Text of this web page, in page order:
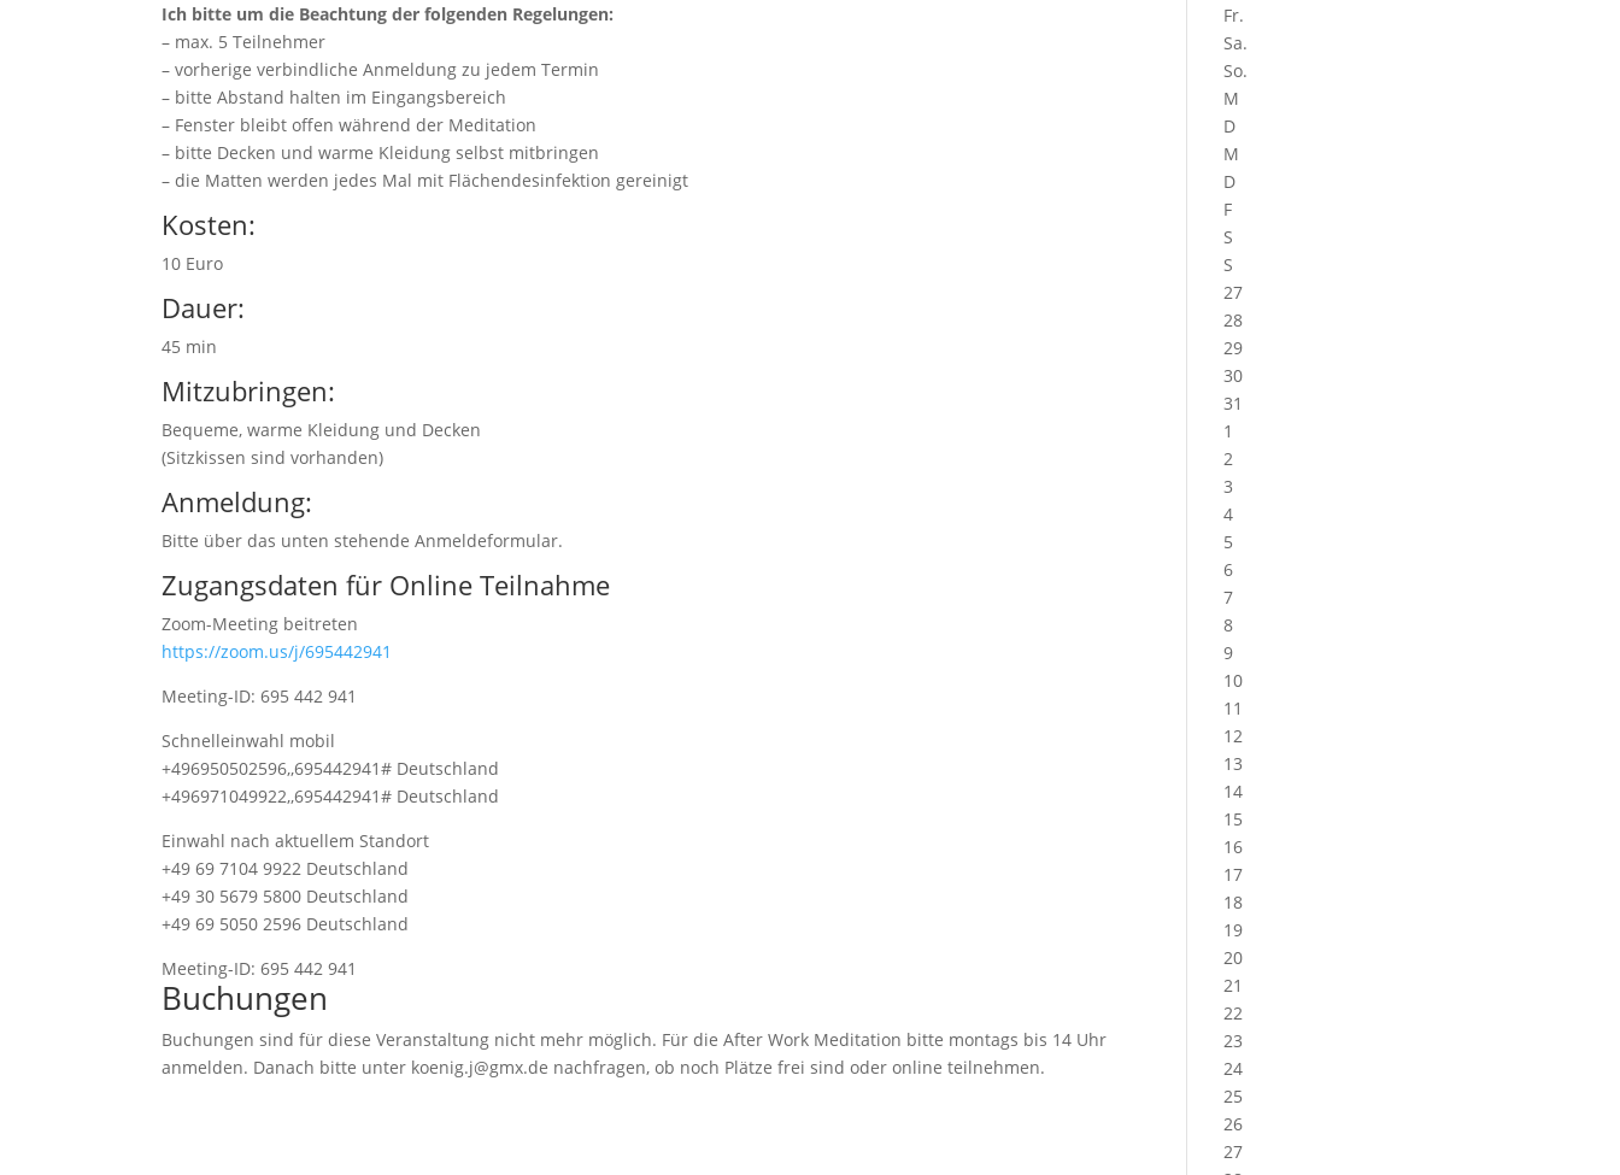
Ich bitte um die Beachtung der folgenden Regelungen:
– max. 5 Teilnehmer
– vorherige verbindliche Anmeldung zu jedem Termin
– bitte Abstand halten im Eingangsbereich
– Fenster bleibt offen während der Meditation
– bitte Decken und warme Kleidung selbst mitbringen
– die Matten werden jedes Mal mit Flächendesinfektion gereinigt
Kosten:
10 Euro
Dauer:
45 min
Mitzubringen:
Bequeme, warme Kleidung und Decken
(Sitzkissen sind vorhanden)
Anmeldung:
Bitte über das unten stehende Anmeldeformular.
Zugangsdaten für Online Teilnahme
Zoom-Meeting beitreten
https://zoom.us/j/695442941
Meeting-ID: 695 442 941
Schnelleinwahl mobil
+496950502596,,695442941# Deutschland
+496971049922,,695442941# Deutschland
Einwahl nach aktuellem Standort
+49 69 7104 9922 Deutschland
+49 30 5679 5800 Deutschland
+49 69 5050 2596 Deutschland
Meeting-ID: 695 442 941
Buchungen
Buchungen sind für diese Veranstaltung nicht mehr möglich. Für die After Work Meditation bitte montags bis 14 Uhr
anmelden. Danach bitte unter koenig.j@gmx.de nachfragen, ob noch Plätze frei sind oder online teilnehmen.
Fr.
Sa.
So.
M
D
M
D
F
S
S
27
28
29
30
31
1
2
3
4
5
6
7
8
9
10
11
12
13
14
15
16
17
18
19
20
21
22
23
24
25
26
27